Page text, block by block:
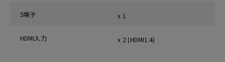
S端子 x 1
HDMI入力 x 2 (HDMI1.4)